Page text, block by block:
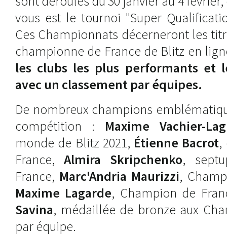
vous est le tournoi "Super
Ces Championnats décerneront les
championne de France de Blitz en
les clubs les plus performants et
avec un classement par équipes.
De nombreux champions
compétition : Maxime Vachier-
monde de Blitz 2021, Étienne Bacrot,
France,Almira Skripchenko,
France, Marc'Andria Maurizzi,
Maxime Lagarde, Champion de
Savina, médaillée de bronze aux
par équipe.